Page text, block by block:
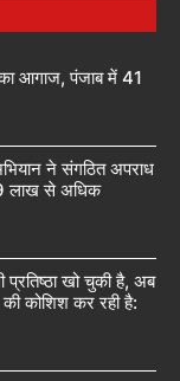
आगाज, पंजाब में 41
ने संगठित अपराध
लाख से अधिक
खो चुकी है, अब
कोशिश कर रही है: